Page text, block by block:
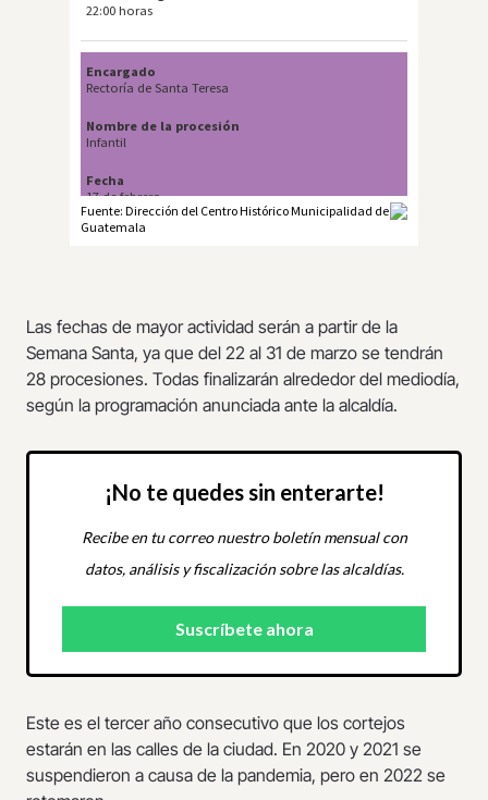
Las fechas de mayor actividad serán a partir de la
Semana Santa, ya que del 22 al 31 de marzo se tendrán
28 procesiones. Todas finalizarán alrededor del mediodía,
según la programación anunciada ante la alcaldía.
¡No te quedes sin enterarte!
Recibe en tu correo nuestro boletín mensual con
datos, análisis y fiscalización sobre las alcaldías.
Este es el tercer año consecutivo que los cortejos
estarán en las calles de la ciudad. En 2020 y 2021 se
suspendieron a causa de la pandemia, pero en 2022 se